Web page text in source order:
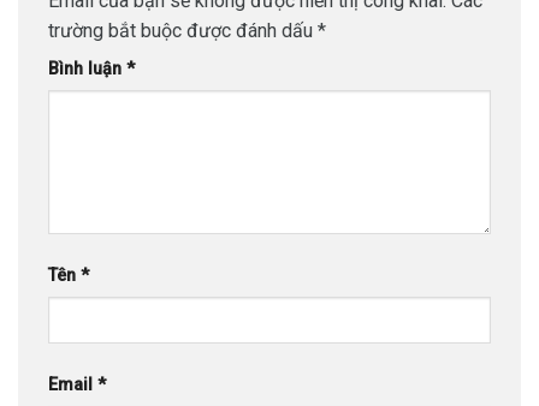
trường bắt buộc được đánh dấu *
Bình luận *
Tên *
Email *